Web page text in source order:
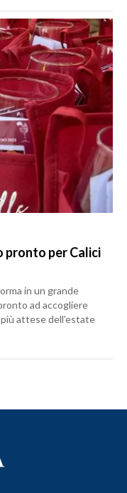
pronto per Calici
in un grande
ad accogliere
attese dell’estate